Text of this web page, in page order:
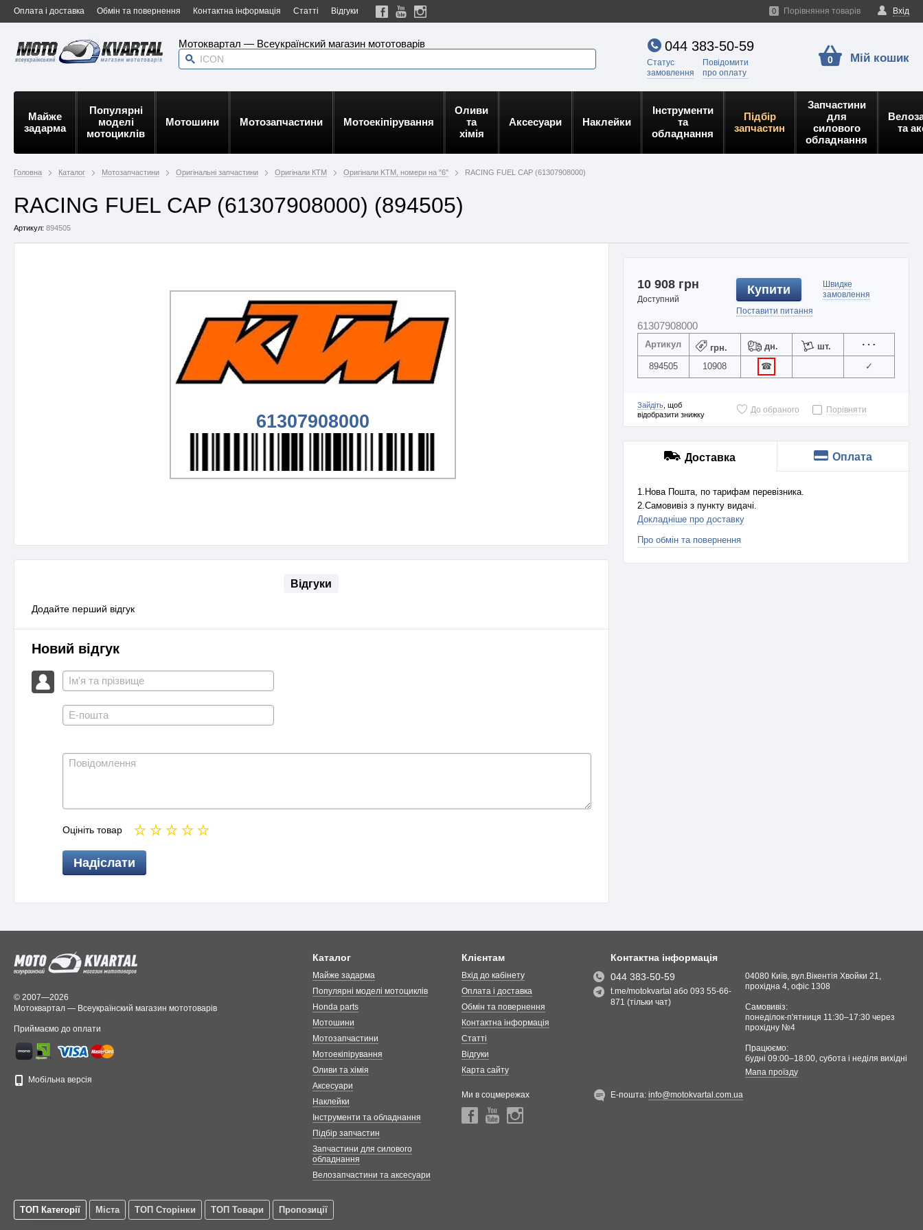
Оплата і доставка Обмін та повернення Контактна інформація Статті Відгуки Вхід
0 Порівняння товарів
Мотоквартал — Всеукраїнский магазин мототоварів 044 383-50-59
Статус
замовлення
Повідомити
про оплату
0 Мій кошик
Майже
задарма
Популярні
моделі
мотоциклів
Мотошини Мотозапчастини Мотоекіпірування
Оливи
та
хімія
Аксесуари Наклейки
Інструменти
та
обладнання
Підбір
запчастин
Запчастини
для
силового
обладнання
та
Головна Каталог Мотозапчастини Оригінальні запчастини Оригінали КТМ Оригінали KTM, номери на "6" RACING FUEL CAP (61307908000)
RACING FUEL CAP (61307908000) (894505)
Артикул: 894505
61307908000
Відгуки
Додайте перший відгук
Новий відгук
Оцініть товар
Надіслати
10 908 грн
Доступний
Купити
Поставити питання
Швидке
замовлення
61307908000
Артикул грн. дн.
шт.
894505
10908 ☎ ✓
Зайдіть, щоб
відобразити знижку
До обраного Порівняти
Доставка Оплата
1.Нова Пошта, по тарифам перевізника.
2.Самовивіз з пункту видачі.
Докладніше про доставку
Про обмін та повернення
© 2007—2026
Мотоквартал — Всеукраїнский магазин мототоварів
Приймаємо до оплати
Мобільна версія
Каталог
Майже задарма
Популярні моделі мотоциклів
Honda parts
Мотошини
Мотозапчастини
Мотоекіпірування
Оливи та хімія
Аксесуари
Наклейки
Інструменти та обладнання
Підбір запчастин
Запчастини для силового
обладнання
Велозапчастини та аксесуари
Клієнтам
Вхід до кабінету
Оплата і доставка
Обмін та повернення
Контактна інформація
Статті
Відгуки
Карта сайту
Ми в соцмережах
Контактна інформація
044 383-50-59
t.me/motokvartal або 093 55-66-
871 (тільки чат)
04080 Київ, вул.Вікентія Хвойки 21,
прохідна 4, офіс 1308
Самовивіз:
понеділок-п'ятниця 11:30–17:30 через
прохідну №4
Працюємо:
будні 09:00–18:00, cубота і неділя вихідні
Мапа проїзду
Е-пошта:info@motokvartal.com.ua
ТОП Категорії Міста ТОП Сторінки ТОП Товари Пропозиції